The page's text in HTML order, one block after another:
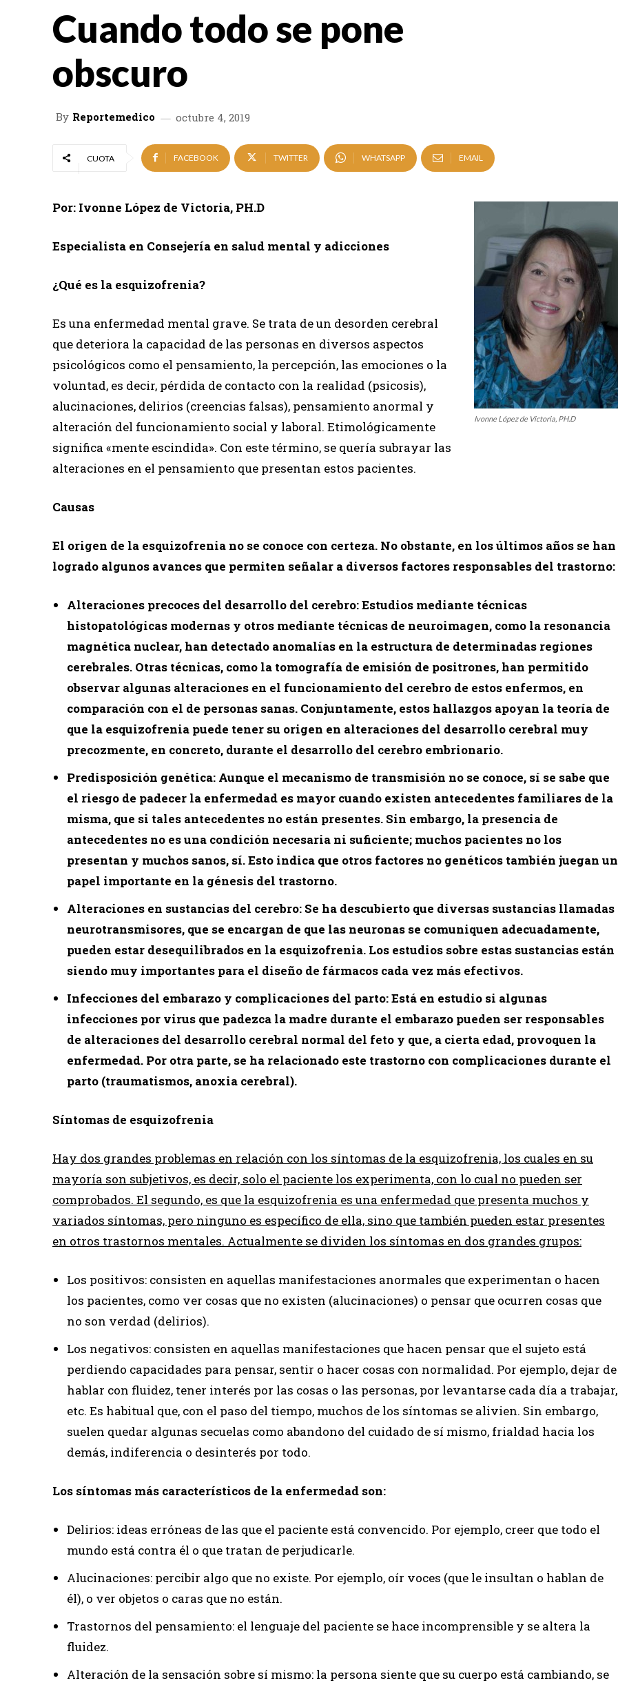
Cuando todo se pone
obscuro
By Reportemedico octubre 4, 2019
CUOTA FACEBOOK TWITTER WHATSAPP EMAIL
Ivonne López de Victoria, PH.D
Por: Ivonne López de Victoria, PH.D
Especialista en Consejería en salud mental y adicciones
¿Qué es la esquizofrenia?
Es una enfermedad mental grave. Se trata de un desorden cerebral
que deteriora la capacidad de las personas en diversos aspectos
psicológicos como el pensamiento, la percepción, las emociones o la
voluntad, es decir, pérdida de contacto con la realidad (psicosis),
alucinaciones, delirios (creencias falsas), pensamiento anormal y
alteración del funcionamiento social y laboral. Etimológicamente
significa «mente escindida». Con este término, se quería subrayar las
alteraciones en el pensamiento que presentan estos pacientes.
Causas
El origen de la esquizofrenia no se conoce con certeza. No obstante, en los últimos años se han
logrado algunos avances que permiten señalar a diversos factores responsables del trastorno:
Alteraciones precoces del desarrollo del cerebro: Estudios mediante técnicas
histopatológicas modernas y otros mediante técnicas de neuroimagen, como la resonancia
magnética nuclear, han detectado anomalías en la estructura de determinadas regiones
cerebrales. Otras técnicas, como la tomografía de emisión de positrones, han permitido
observar algunas alteraciones en el funcionamiento del cerebro de estos enfermos, en
comparación con el de personas sanas. Conjuntamente, estos hallazgos apoyan la teoría de
que la esquizofrenia puede tener su origen en alteraciones del desarrollo cerebral muy
precozmente, en concreto, durante el desarrollo del cerebro embrionario.
Predisposición genética: Aunque el mecanismo de transmisión no se conoce, sí se sabe que
el riesgo de padecer la enfermedad es mayor cuando existen antecedentes familiares de la
misma, que si tales antecedentes no están presentes. Sin embargo, la presencia de
antecedentes no es una condición necesaria ni suficiente; muchos pacientes no los
presentan y muchos sanos, sí. Esto indica que otros factores no genéticos también juegan un
papel importante en la génesis del trastorno.
Alteraciones en sustancias del cerebro: Se ha descubierto que diversas sustancias llamadas
neurotransmisores, que se encargan de que las neuronas se comuniquen adecuadamente,
pueden estar desequilibrados en la esquizofrenia. Los estudios sobre estas sustancias están
siendo muy importantes para el diseño de fármacos cada vez más efectivos.
Infecciones del embarazo y complicaciones del parto: Está en estudio si algunas
infecciones por virus que padezca la madre durante el embarazo pueden ser responsables
de alteraciones del desarrollo cerebral normal del feto y que, a cierta edad, provoquen la
enfermedad. Por otra parte, se ha relacionado este trastorno con complicaciones durante el
parto (traumatismos, anoxia cerebral).
Síntomas de esquizofrenia
Hay dos grandes problemas en relación con los síntomas de la esquizofrenia, los cuales en su
mayoría son subjetivos, es decir, solo el paciente los experimenta, con lo cual no pueden ser
comprobados. El segundo, es que la esquizofrenia es una enfermedad que presenta muchos y
variados síntomas, pero ninguno es específico de ella, sino que también pueden estar presentes
en otros trastornos mentales. Actualmente se dividen los síntomas en dos grandes grupos:
Los positivos: consisten en aquellas manifestaciones anormales que experimentan o hacen
los pacientes, como ver cosas que no existen (alucinaciones) o pensar que ocurren cosas que
no son verdad (delirios).
Los negativos: consisten en aquellas manifestaciones que hacen pensar que el sujeto está
perdiendo capacidades para pensar, sentir o hacer cosas con normalidad. Por ejemplo, dejar de
hablar con fluidez, tener interés por las cosas o las personas, por levantarse cada día a trabajar,
etc. Es habitual que, con el paso del tiempo, muchos de los síntomas se alivien. Sin embargo,
suelen quedar algunas secuelas como abandono del cuidado de sí mismo, frialdad hacia los
demás, indiferencia o desinterés por todo.
Los síntomas más característicos de la enfermedad son:
Delirios: ideas erróneas de las que el paciente está convencido. Por ejemplo, creer que todo el
mundo está contra él o que tratan de perjudicarle.
Alucinaciones: percibir algo que no existe. Por ejemplo, oír voces (que le insultan o hablan de
él), o ver objetos o caras que no están.
Trastornos del pensamiento: el lenguaje del paciente se hace incomprensible y se altera la
fluidez.
Alteración de la sensación sobre sí mismo: la persona siente que su cuerpo está cambiando, se